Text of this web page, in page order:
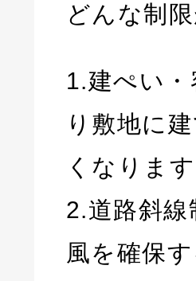
どんな制
1.建ぺい
り敷地に
くなりま
2.道路斜
風を確保